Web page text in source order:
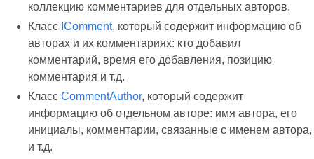
коллекцию комментариев для отдельных авторов.
Класс IComment, который содержит информацию об
авторах и их комментариях: кто добавил
комментарий, время его добавления, позицию
комментария и т.д.
Класс CommentAuthor, который содержит
информацию об отдельном авторе: имя автора, его
инициалы, комментарии, связанные с именем автора,
и т.д.